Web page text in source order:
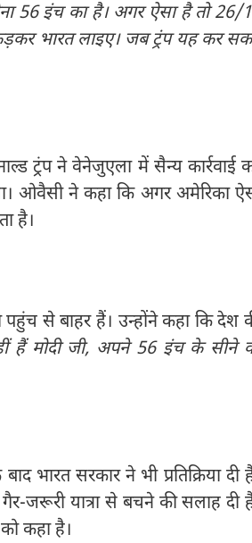
56 इंच का है। अगर ऐसा है तो 26/
भारत लाइए। जब ट्रंप यह कर
ट्रंप ने वेनेजुएला में सैन्य कार्रवाई
ओवैसी ने कहा कि अगर अमेरिका
है।
से बाहर हैं। उन्होंने कहा कि देश
हैं मोदी जी, अपने 56 इंच के सीने
भारत सरकार ने भी प्रतिक्रिया दी
जरूरी यात्रा से बचने की सलाह दी
कहा है।